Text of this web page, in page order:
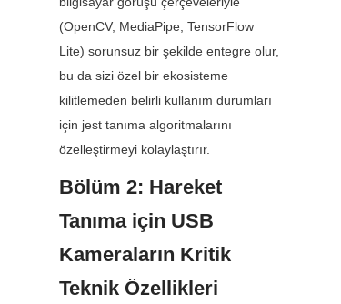
(OpenCV, MediaPipe, TensorFlow
Lite) sorunsuz bir şekilde entegre olur,
bu da sizi özel bir ekosisteme
kilitlemeden belirli kullanım durumları
için jest tanıma algoritmalarını
özelleştirmeyi kolaylaştırır.
Bölüm 2: Hareket
Tanıma için USB
Kameraların Kritik
Teknik Özellikleri